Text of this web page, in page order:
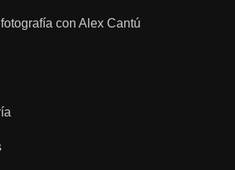
con Alex Cantú